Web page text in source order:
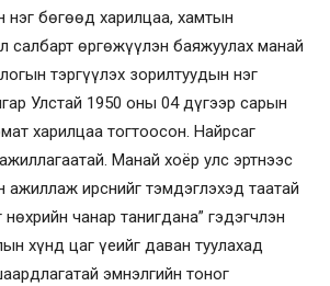
нэг бөгөөд харилцаа, хамтын
салбарт өргөжүүлэн баяжуулах манай
тэргүүлэх зорилтуудын нэг
Улстай 1950 оны 04 дүгээр сарын
харилцаа тогтоосон. Найрсаг
Манай хоёр улс эртнээс
ажиллаж ирснийг тэмдэглэхэд таатай
чанар танигдана” гэдэгчлэн
хүнд цаг үеийг даван туулахад
эмнэлгийн тоног